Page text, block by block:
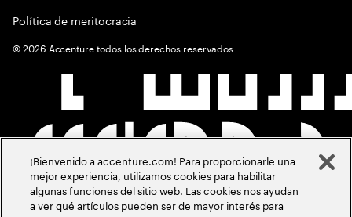
Política de meritocracia
©2026 Accenture todos los derechos reservados
¡Bienvenido a accenture.com! Para proporcionarle una
mejor experiencia, utilizamos cookies para habilitar
algunas funciones del sitio web. Las cookies nos ayudan
a ver qué artículos pueden ser de mayor interés para